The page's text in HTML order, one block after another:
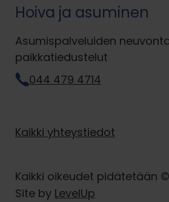
Hoiva ja asuminen
Asumispalveluiden
paikkatiedustelut
044 479 4714
Kaikki yhteystiedot
Kaikki oikeudet pidätetään
Site by LevelUp